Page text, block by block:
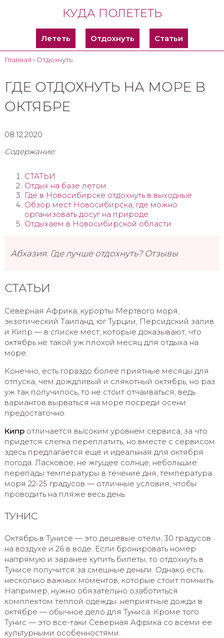
КУДА ПОЛЕТЕТЬ
Лететь Отдохнуть Статьи
Главная › Отдохнуть
ГДЕ ОТДОХНУТЬ НА МОРЕ В
ОКТЯБРЕ
08.12.2020
Содержание:
СТАТЬИ
Отдых на базе летом
Где в Новосибирске отдохнуть в выходные
Обзор мест Новосибирска, где можно
организовать досуг на природе
Отдыхаем в Новосибирской области
Абхазия. Где лучше отдохнуть? Отзывы
СТАТЬИ
Северная Африка, курорты Мертвого моря,
экзотический Таиланд, юг Турции, Персидский залив
и Кипр — в списке мест, которые доказывают, что
октябрь не такой уж плохой месяц для отдыха на
море.
Конечно, есть гораздо более приятные месяцы для
отпуска, чем дождливый и слякотный октябрь, но раз
уж так получилось, то не стоит отчаиваться, ведь
вариантов вырваться на море посреди осени
предостаточно.
Кипротличается высоким уровнем сервиса, за что
придется слегка переплатить, но вместе с сервисом
здесь предлагается еще и идеальная для октября
погода. Ласковое, не жгущее солнце, небольшие
перепады температуры в течение дня, температура
моря 22-25 градусов — отличные условия, чтобы
проводить на пляже весь день.
ТУНИС
Октябрь в Тунисе — это дешевые отели, 30 градусов
на воздухе и 26 в воде. Если бронировать номер
напрямую и заранее купить билеты, то отдохнуть в
Тунисе получится за смешные деньги. Однако есть
несколько важных моментов, которые стоит помнить.
Например, нужно обязательно озаботиться
комплектом теплой одежды: неприятные дожди в
октябре — обычное дело для Туниса. Кроме того
Тунис — это все-таки Северная Африка со всеми ее
культурными особенностями.